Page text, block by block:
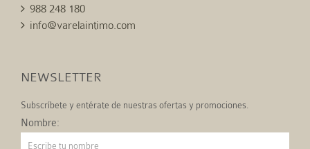
988 248 180
info@varelaintimo.com
NEWSLETTER
Subscríbete y entérate de nuestras ofertas y promociones.
Nombre: